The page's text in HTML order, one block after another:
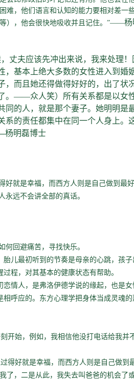
难，他们语言和认知的能力要相对差一
），他会很快地吸收并且记住。”——杨
丈夫应该先冲出来说，我来处理
基本上绝大多数的女性进入到婚
而且她还得做得好好的，出了状
。——众人笑）所有关系都是以女
同的人，就是那个妻子。她明明是
的责任都集中在同一个人身上。
杨明磊博士
就是幸福，而西方人则是自己做到最好
永远不会讲全部的真话。
何回避痛苦，寻找快乐。
儿最初听到的节奏是母亲的心跳，孩
程，对其基本的健康状态有帮助。
情人，是弗洛伊德学说的缘起，也是女
呼应的。东方心理学把身体当成灵魂的
开始，例如，我相信他没打电话给我并
得好就是幸福，而西方人则是自己做到
了，二是从此，我失去叫爸爸的机会了